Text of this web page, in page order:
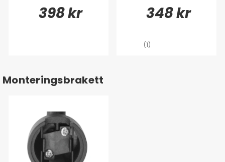
398 kr 348 kr
(1)
Monteringsbrakett